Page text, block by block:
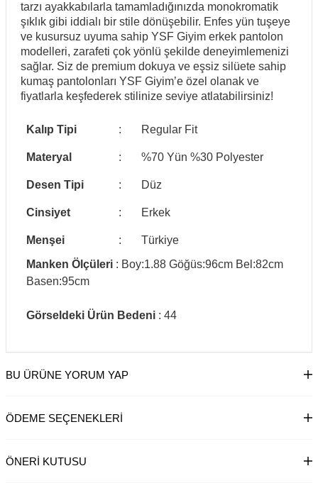
tarzı ayakkabılarla tamamladığınızda monokromatik
şıklık gibi iddialı bir stile dönüşebilir. Enfes yün tuşeye
ve kusursuz uyuma sahip YSF Giyim erkek pantolon
modelleri, zarafeti çok yönlü şekilde deneyimlemenizi
sağlar. Siz de premium dokuya ve eşsiz silüete sahip
kumaş pantolonları YSF Giyim’e özel olanak ve
fiyatlarla keşfederek stilinize seviye atlatabilirsiniz!
Kalıp Tipi : Regular Fit
Materyal : %70 Yün %30 Polyester
Desen Tipi : Düz
Cinsiyet : Erkek
Menşei :
Türkiye
Manken Ölçüleri : Boy:1.88 Göğüs:96cm Bel:82cm
Basen:95cm
Görseldeki Ürün Bedeni : 44
BU ÜRÜNE YORUM YAP
ÖDEME SEÇENEKLERI
ÖNERI KUTUSU